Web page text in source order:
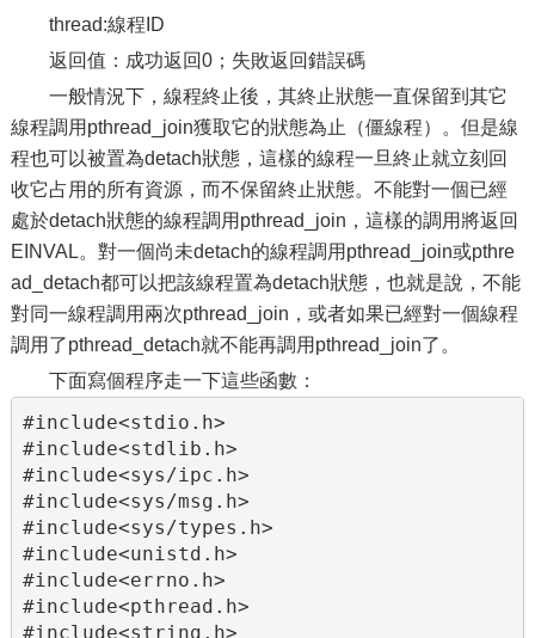
thread:線程ID
返回值：成功返回0；失敗返回錯誤碼
一般情況下，線程終止後，其終止狀態一直保留到其它
線程調用pthread_join獲取它的狀態為止（僵線程）。但是線
程也可以被置為detach狀態，這樣的線程一旦終止就立刻回
收它占用的所有資源，而不保留終止狀態。不能對一個已經
處於detach狀態的線程調用pthread_join，這樣的調用將返回
EINVAL。對一個尚未detach的線程調用pthread_join或pthre
ad_detach都可以把該線程置為detach狀態，也就是說，不能
對同一線程調用兩次pthread_join，或者如果已經對一個線程
調用了pthread_detach就不能再調用pthread_join了。
下面寫個程序走一下這些函數：
#include<stdio.h>
#include<stdlib.h>
#include<sys/ipc.h>
#include<sys/msg.h>
#include<sys/types.h>
#include<unistd.h>
#include<errno.h>
#include<pthread.h>
#include<string.h>